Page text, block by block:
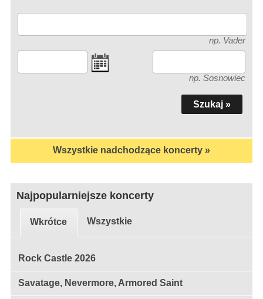
np. Vader
np. Sosnowiec
Wszystkie nadchodzące koncerty »
Najpopularniejsze koncerty
Wkrótce Wszystkie
Rock Castle 2026
Savatage, Nevermore, Armored Saint